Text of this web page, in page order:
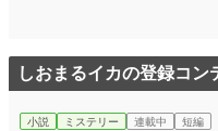
しおまるイカの登録コン
小説 ミステリー 連載中 短編